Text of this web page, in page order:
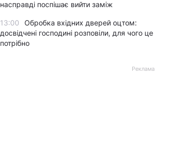
насправді поспішає вийти заміж
13:00
Обробка вхідних дверей оцтом:
досвідчені господині розповіли, для чого це
потрібно
Реклама